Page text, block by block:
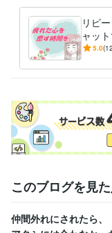
ライフスタイル・その
受賞歴
認知症病棟における
における精神保健福祉士
資格・検定
精神保健福祉士 取得
社会福祉士 取得年 :
得意分野
カウンセリング 悩み
介護
認知症
リピ
ャッ
ピー
い。
5.0
このブログを見
仲間外れにされたら